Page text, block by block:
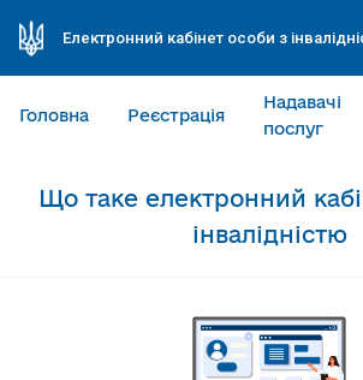
Електронний кабінет особи з
Головна Реєстрація
Надавачі
послуг
Що таке електронний
інвалідністю